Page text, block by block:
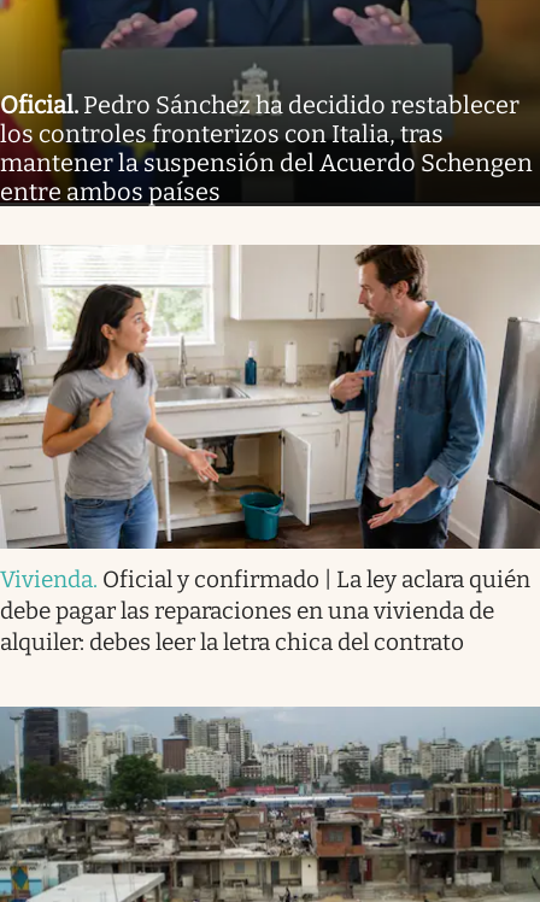
Oficial. Pedro Sánchez ha decidido restablecer
los controles fronterizos con Italia, tras
mantener la suspensión del Acuerdo Schengen
entre ambos países
Vivienda. Oficial y confirmado | La ley aclara quién
debe pagar las reparaciones en una vivienda de
alquiler: debes leer la letra chica del contrato